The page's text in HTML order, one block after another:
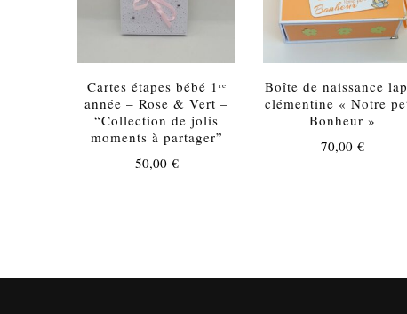
Cartes étapes bébé 1ʳᵉ
année – Rose & Vert –
“Collection de jolis
moments à partager”
50,00 €
Boîte de naissance
clémentine « Notre
Bonheur »
70,00 €